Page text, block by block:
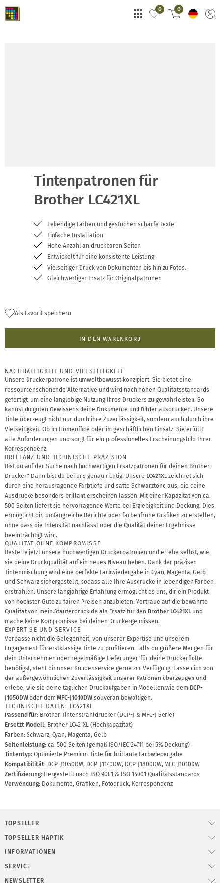
0 0
Tintenpatronen für
Brother LC421XL
Lebendige Farben und gestochen scharfe Texte
Einfache Installation
Hohe Anzahl an druckbaren Seiten
Entwickelt für eine konsistente Leistung
Vielseitiger Druck von Dokumenten bis hin zu Fotos.
Gleichwertiger Ersatz für Originalpatronen
Als Favorit speichern
IN DEN WARENKORB
NACHHALTIGKEIT UND VIELSEITIGKEIT
Unsere Druckerpatrone ist umweltbewusst konzipiert. Sie bietet eine
ressourcenschonende Alternative und wird nach hohen Qualitätsstandards
gefertigt, um eine langlebige Nutzung Ihres Druckers zu gewährleisten. So
kannst du guten Gewissens deine Dokumente und Bilder ausdrucken. Unsere
Tinte überzeugt nicht nur durch ihre Zuverlässigkeit, sondern auch durch ihre
Vielseitigkeit. Ob im Homeoffice oder im geschäftlichen Einsatz: Sie erfüllt
alle Anforderungen und sorgt für ein professionelles Erscheinungsbild Ihrer
Korrespondenz.
BRILLANZ UND TECHNISCHE PRÄZISION
Bist du auf der Suche nach hochwertigen Ersatzpatronen für deinen Brother-
Drucker? Dann bist du bei uns genau richtig! Unsere LC421XL zeichnet sich
durch eine herausragende Farbtiefe und satte Schwarztöne aus, die deine
Ausdrucke besonders brillant erscheinen lassen. Mit einer Kapazität von ca.
500 Seiten liefert sie hervorragende Werte bei Ergiebigkeit und Deckung. Dies
ermöglicht dir, umfangreiche Berichte oder farbenfrohe Grafiken zu erstellen,
ohne dass die Intensität nachlässt oder die Qualität deiner Ergebnisse
beeinträchtigt wird.
QUALITÄT OHNE KOMPROMISSE
Bestelle jetzt unsere hochwertigen Druckerpatronen und erlebe selbst, wie
sie deine Druckqualität auf ein neues Niveau heben. Dank der präzisen
Tintenmischung wird eine perfekte Farbwiedergabe in Cyan, Magenta, Gelb
und Schwarz sichergestellt, sodass alle Ihre Ausdrucke in lebendigen Farben
erstrahlen. Unsere langjährige Erfahrung ermöglicht es uns, dir ein Produkt
von höchster Güte zu fairen Preisen anzubieten. Vertraue auf die bewährte
Qualität von mein.Stauferdruck.de als Ersatz für den Brother LC421XL und
mache keine Kompromisse bei deinen Druckergebnissen.
EXPERTISE UND SERVICE
Verpasse nicht die Gelegenheit, von unserer Expertise und unserem
Engagement für erstklassige Tinte zu profitieren. Falls du größere Mengen für
dein Unternehmen oder regelmäßige Lieferungen für deine Druckerflotte
benötigst, steht dir unser Kundenservice gerne zur Verfügung. Lasse dich von
der außergewöhnlichen Zuverlässigkeit unserer Patronen überzeugen und
erlebe, wie sie deine täglichen Druckaufgaben in Modellen wie dem DCP-
J1050DW oder dem MFC-J1010DW souverän bewältigen.
TECHNISCHE DATEN: LC421XL
Passend für: Brother Tintenstrahldrucker (DCP-J & MFC-J Serie)
Ersetzt Modell: Brother LC421XL (Hochkapazität)
Farben: Schwarz, Cyan, Magenta, Gelb
Seitenleistung: ca. 500 Seiten (gemäß ISO/IEC 24711 bei 5% Deckung)
Tintentyp: Optimierte Premium-Tinte für brillante Farbwiedergabe
Kompatibilität: DCP-J1050DW, DCP-J1140DW, DCP-J1800DW, MFC-J1010DW
Zertifizierung: Hergestellt nach ISO 9001 & ISO 14001 Qualitätsstandards
Verwendung: Dokumente, Grafiken, Fotodruck, Korrespondenz
TOPSELLER
TOPSELLER HAPTIK
INFORMATIONEN
SERVICE
NEWSLETTER